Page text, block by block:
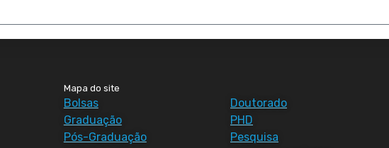
Mapa do site
Bolsas
Graduação
Pós-Graduação
Doutorado
PHD
Pesquisa